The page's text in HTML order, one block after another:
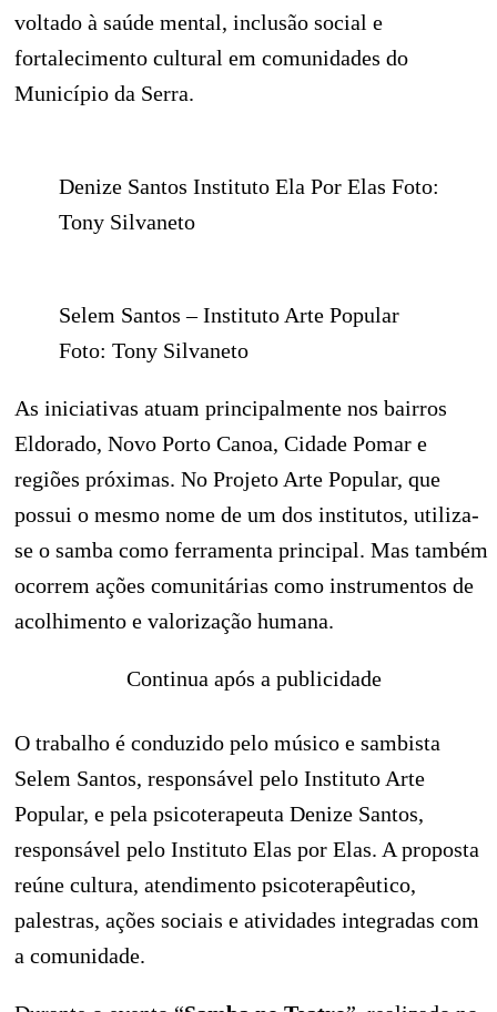
voltado à saúde mental, inclusão social e
fortalecimento cultural em comunidades do
Município da Serra.
Denize Santos Instituto Ela Por Elas Foto:
Tony Silvaneto
Selem Santos – Instituto Arte Popular
Foto: Tony Silvaneto
As iniciativas atuam principalmente nos bairros
Eldorado, Novo Porto Canoa, Cidade Pomar e
regiões próximas. No Projeto Arte Popular, que
possui o mesmo nome de um dos institutos, utiliza-
se o samba como ferramenta principal. Mas também
ocorrem ações comunitárias como instrumentos de
acolhimento e valorização humana.
Continua após a publicidade
O trabalho é conduzido pelo músico e sambista
Selem Santos, responsável pelo Instituto Arte
Popular, e pela psicoterapeuta Denize Santos,
responsável pelo Instituto Elas por Elas. A proposta
reúne cultura, atendimento psicoterapêutico,
palestras, ações sociais e atividades integradas com
a comunidade.